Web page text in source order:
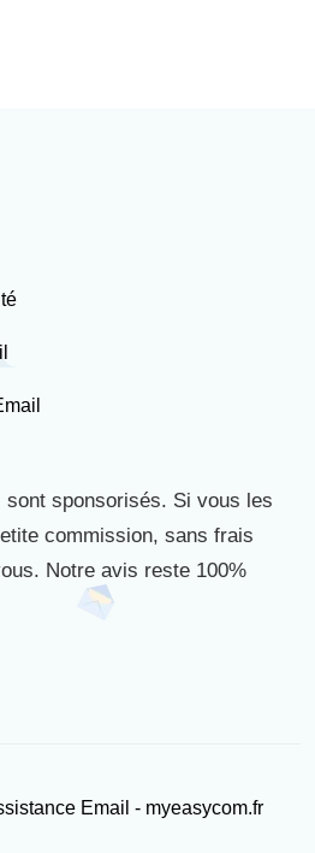
sont sponsorisés. Si vous les
commission, sans frais
Notre avis reste 100%
Email - myeasycom.fr